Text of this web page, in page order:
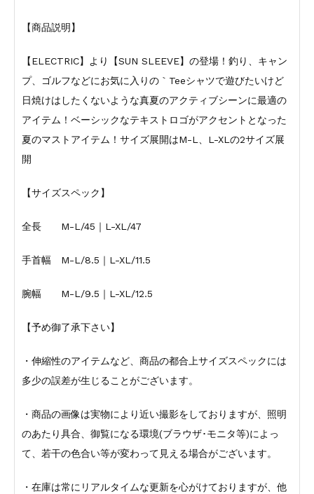
【商品説明】
【ELECTRIC】より【SUN SLEEVE】の登場！釣り、キャン
プ、ゴルフなどにお気に入りの｀Teeシャツで遊びたいけど
日焼けはしたくないような真夏のアクティブシーンに最適の
アイテム！ベーシックなテキストロゴがアクセントとなった
夏のマストアイテム！サイズ展開はM-L、L-XLの2サイズ展
開
【サイズスペック】
全長 M-L/45｜L-XL/47
手首幅 M-L/8.5｜L-XL/11.5
腕幅 M-L/9.5｜L-XL/12.5
【予め御了承下さい】
・伸縮性のアイテムなど、商品の都合上サイズスペックには
多少の誤差が生じることがございます。
・商品の画像は実物により近い撮影をしておりますが、照明
のあたり具合、御覧になる環境(ブラウザ･モニタ等)によっ
て、若干の色合い等が変わって見える場合がございます。
・在庫は常にリアルタイムな更新を心がけておりますが、他